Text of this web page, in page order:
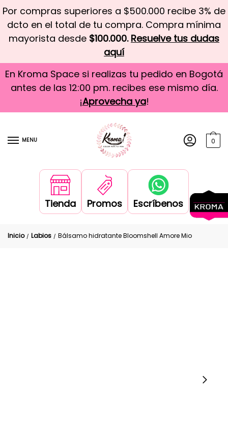
Por compras superiores a $500.000 recibe 3% de
dcto en el total de tu compra. Compra mínima
mayorista desde $100.000. Resuelve tus dudas
aquí
En Kroma Space si realizas tu pedido en Bogotá
antes de las 12:00 pm. recibes ese mismo día.
¡Aprovecha ya!
MENU 0
Tienda Promos Escríbenos
Inicio / Labios / Bálsamo hidratante Bloomshell Amore Mio